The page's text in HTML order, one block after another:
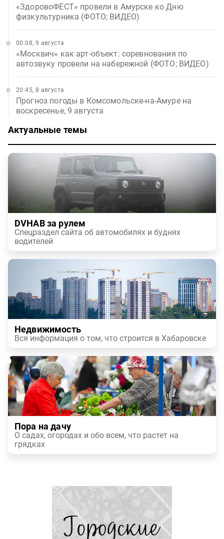
«ЗдоровоФЕСТ» провели в Амурске ко Дню
физкультурника (ФОТО; ВИДЕО)
«Москвич» как арт-объект: соревнования по
автозвуку провели на набережной (ФОТО; ВИДЕО)
00:08, 9 августа
Прогноз погоды в Комсомольске-на-Амуре на
воскресенье, 9 августа
20:45, 8 августа
Актуальные темы
DVHAB за рулем
Спецраздел сайта об автомобилях и буднях
водителей
Недвижимость
Вся информация о том, что строится в Хабаровске
Пора на дачу
О садах, огородах и обо всем, что растет на
грядках